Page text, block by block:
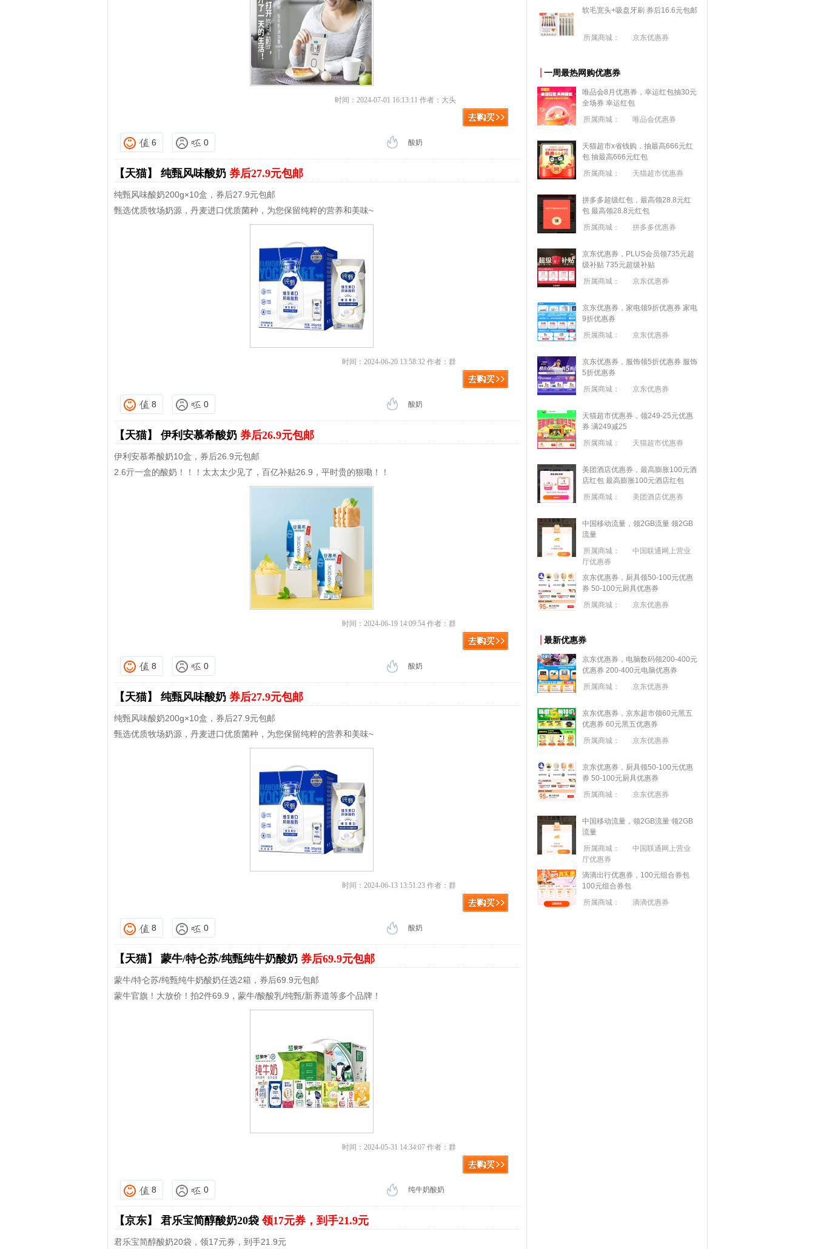
时间：2024-07-01 16:13:11 作者：大头
6 0 酸奶
【天猫】 纯甄风味酸奶 券后27.9元包邮
纯甄风味酸奶200g×10盒，券后27.9元包邮
甄选优质牧场奶源，丹麦进口优质菌种，为您保留纯粹的营养和美味~
时间：2024-06-20 13:58:32 作者：群
8 0 酸奶
【天猫】 伊利安慕希酸奶 券后26.9元包邮
伊利安慕希酸奶10盒，券后26.9元包邮
2.6亓一盒的酸奶！！！太太太少见了，百亿补贴26.9，平时贵的狠嘞！！
时间：2024-06-19 14:09:54 作者：群
8 0 酸奶
【天猫】 纯甄风味酸奶 券后27.9元包邮
纯甄风味酸奶200g×10盒，券后27.9元包邮
甄选优质牧场奶源，丹麦进口优质菌种，为您保留纯粹的营养和美味~
时间：2024-06-13 13:51:23 作者：群
8 0 酸奶
【天猫】 蒙牛/特仑苏/纯甄纯牛奶酸奶 券后69.9元包邮
蒙牛/特仑苏/纯甄纯牛奶酸奶任选2箱，券后69.9元包邮
蒙牛官旗！大放价！拍2件69.9，蒙牛/酸酸乳/纯甄/新养道等多个品牌！
时间：2024-05-31 14:34:07 作者：群
8 0 纯牛奶酸奶
【京东】 君乐宝简醇酸奶20袋领17元券，到手21.9元
君乐宝简醇酸奶20袋，领17元券，到手21.9元
软毛宽头+吸盘牙刷 券后16.6元包邮
所属商城： 京东优惠券
一周最热网购优惠券
唯品会8月优惠券，幸运红包抽30元
全场券 幸运红包
所属商城：
唯品会优惠券
天猫超市x省钱购，抽最高666元红
包 抽最高666元红包
所属商城：
天猫超市优惠券
拼多多超级红包，最高领28.8元红
包 最高领28.8元红包
所属商城：
拼多多优惠券
京东优惠券，PLUS会员领735元超
级补贴 735元超级补贴
所属商城：
京东优惠券
京东优惠券，家电领9折优惠券 家电
9折优惠券
所属商城：
京东优惠券
京东优惠券，服饰领5折优惠券 服饰
5折优惠券
所属商城：
京东优惠券
天猫超市优惠券，领249-25元优惠
券 满249减25
所属商城：
天猫超市优惠券
美团酒店优惠券，最高膨胀100元酒
店红包 最高膨胀100元酒店红包
所属商城：
美团酒店优惠券
中国移动流量，领2GB流量 领2GB
流量
所属商城：
中国联通网上营业
厅优惠券
京东优惠券，厨具领50-100元优惠
券 50-100元厨具优惠券
所属商城：
京东优惠券
最新优惠券
京东优惠券，电脑数码领200-400元
优惠券 200-400元电脑优惠券
所属商城：
京东优惠券
京东优惠券，京东超市领60元黑五
优惠券 60元黑五优惠券
所属商城：
京东优惠券
京东优惠券，厨具领50-100元优惠
券 50-100元厨具优惠券
所属商城：
京东优惠券
中国移动流量，领2GB流量 领2GB
流量
所属商城：
中国联通网上营业
厅优惠券
滴滴出行优惠券，100元组合券包
100元组合券包
所属商城：
滴滴优惠券